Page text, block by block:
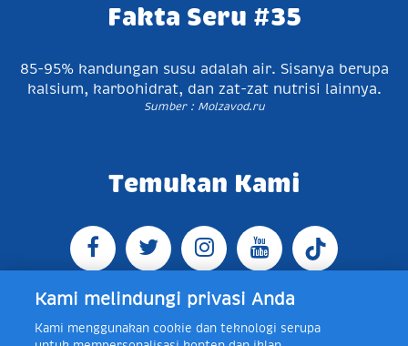
Fakta Seru #35
85-95% kandungan susu adalah air. Sisanya berupa
kalsium, karbohidrat, dan zat-zat nutrisi lainnya.
Sumber : Molzavod.ru
Temukan Kami
Jl. Raya Bogor KM 5, Pasar Rebo, Jakarta Timur,
Kami melindungi privasi Anda
Kami menggunakan cookie dan teknologi serupa